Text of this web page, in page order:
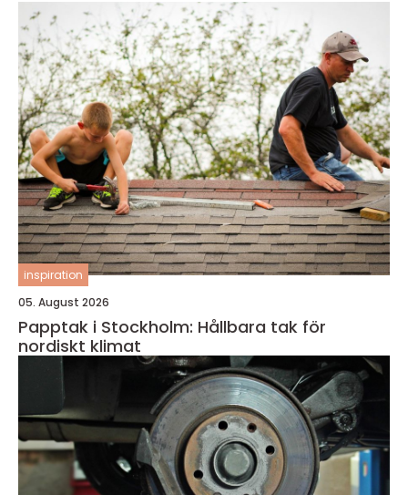
inspiration
05. August 2026
Papptak i Stockholm: Hållbara tak för
nordiskt klimat